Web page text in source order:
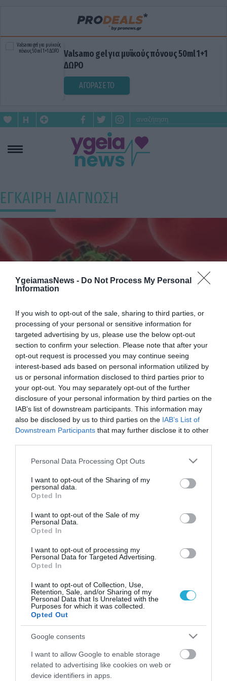
YgeiamasNews - Do Not Process My Personal
Information
If you wish to opt-out of the sale, sharing to third parties, or
processing of your personal or sensitive information for
targeted advertising by us, please use the below opt-out
section to confirm your selection. Please note that after your
opt-out request is processed you may continue seeing
interest-based ads based on personal information utilized by
us or personal information disclosed to third parties prior to
your opt-out. You may separately opt-out of the further
disclosure of your personal information by third parties on the
IAB’s list of downstream participants. This information may
also be disclosed by us to third parties on the IAB’s List of
Downstream Participants that may further disclose it to other
Please note that this website/app uses one or more Google
not limited to your visit or usage behaviour. You may click to
grant or deny consent to Google and its third-party tags to
use your data for below specified purposes in below Google
consent section.
Personal Data Processing Opt Outs
I want to opt-out of the Sharing of my
personal data.
Opted In
I want to opt-out of the Sale of my
Personal Data.
Opted In
I want to opt-out of processing my
Personal Data for Targeted Advertising.
Opted In
I want to opt-out of Collection, Use,
Retention, Sale, and/or Sharing of my
Personal Data that Is Unrelated with the
Purposes for which it was collected.
Opted Out
Google consents
I want to allow Google to enable storage
related to advertising like cookies on web or
device identifiers in apps.
Valsamo gel για μυϊκούς πόνους 50ml 1+1
ΔΩΡΟ
ΑΓΟΡΑΣΕ ΤΟ
ΕΓΚΑΙΡΗ ΔΙΑΓΝΩΣΗ
ΥΓΕΙΑ
Ανησυχητική αύξηση των κρουσμάτων AIDS
στην Ευρώπη το 2012
Σχεδόν 131.000 νέα κρούσματα μόλυνσης από τον ιό του
AIDS, τον HIV, καταγράφηκαν στην Ευρώπη και σε γειτονικές
της χώρες το 2012, ποσοστό αυξημένο κατά 8% σε σχέση με
το 2011, ενώ ανησυχητική είναι η αντιστροφή της πρόσφατης
τάσης μείωσης των κρουσμάτων της νόσου που είχε
παρατηρηθεί στη Δύση. Μετά την αναστάτωση που
27.11.2013 19:42
ΝΕΟΠΛΑΣΙΕΣ
μειώνονται οι θάνατοι από καρκίνο
Mια από τις ελάχιστες ανεπτυγμένες χώρες όπου οι θάνατοι
από καρκίνο δεν έχουν μειωθεί την τελευταία εικοσαετία είναι
η Ελλάδα, σύμφωνα με έκθεση του ΟΟΣΑ. Στην εν λόγω
έκθεση με τίτλο “Cancer Care”, επισημαίνεται ότι η Ελλάδα, η
θάνατοι από καρκίνο εμφανίζουν στασιμότητα κατά […]